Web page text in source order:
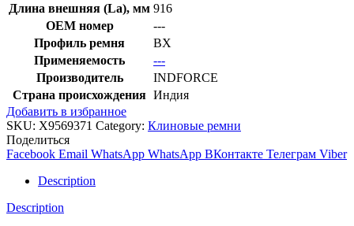
Длина внешняя (La), мм 916
OEM номер
---
Профиль ремня
BX
Применяемость
---
Производитель
INDFORCE
Страна происхождения Индия
Добавить в избранное
SKU: X9569371 Category: Клиновые ремни
Поделиться
Facebook Email WhatsApp WhatsApp ВКонтакте Телеграм Viber
Description
Description